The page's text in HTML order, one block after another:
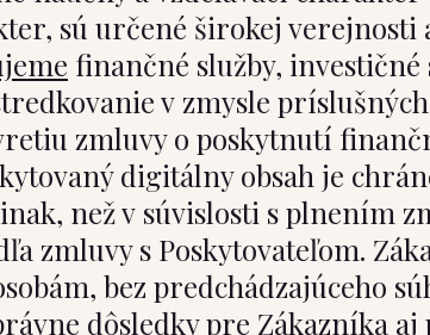
sú určené širokej
finančné služby,
v zmysle
zmluvy o poskytnutí
digitálny obsah je
než v súvislosti s plnením
zmluvy s Poskytovateľom.
bez predchádzajúceho
dôsledky pre Zákazníka